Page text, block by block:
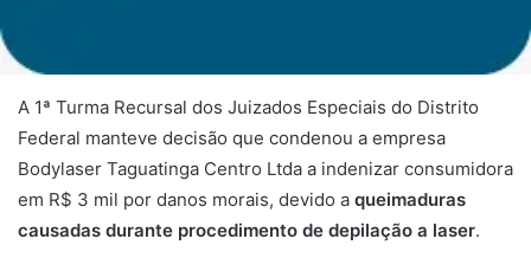
A 1ª Turma Recursal dos Juizados Especiais do Distrito
Federal manteve decisão que condenou a empresa
Bodylaser Taguatinga Centro Ltda a indenizar consumidora
em R$ 3 mil por danos morais, devido a queimaduras
causadas durante procedimento de depilação a laser.